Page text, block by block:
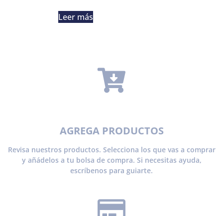
Leer más
AGREGA PRODUCTOS
Revisa nuestros productos. Selecciona los que vas a comprar
y añádelos a tu bolsa de compra. Si necesitas ayuda,
escríbenos para guiarte.